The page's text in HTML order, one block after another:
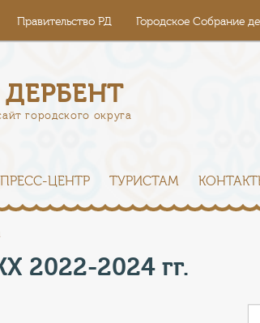
Правительство РД Городское Собрание
ДЕРБЕНТ
городского округа
ПРЕСС-ЦЕНТР ТУРИСТАМ
2022-2024 гг.